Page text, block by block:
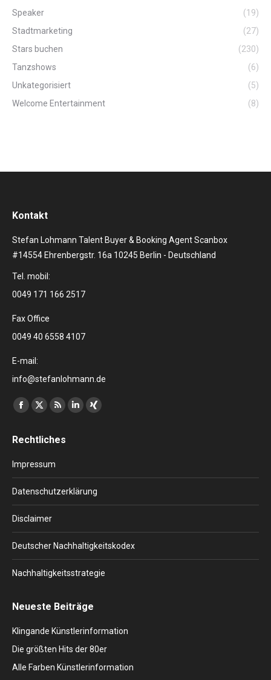
Speaker
(19)
Stadtmarketing
(27)
Stars buchen
(230)
Tanzshows
(6)
Unkategorisiert
(5)
Welcome Entertainment
(8)
Kontakt
Stefan Lohmann Talent Buyer & Booking Agent Scanbox
#14554 Ehrenbergstr. 16a 10245 Berlin - Deutschland
Tel. mobil:
0049 171 166 2517
Fax Office
0049 40 6558 4107
E-mail:
info@stefanlohmann.de
Finden Sie uns auf:
Facebook
opens
new
window
X
opens
new
window
RSS
opens
new
window
Linkedin
new
window
XING
new
window
Rechtliches
Impressum
Datenschutzerklärung
Disclaimer
Deutscher Nachhaltigkeitskodex
Nachhaltigkeitsstrategie
Neueste Beiträge
Klingande Künstlerinformation
Die größten Hits der 80er
Alle Farben Künstlerinformation